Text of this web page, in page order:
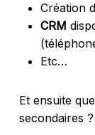
Création
CRM
Etc…
Et ensuite
secondaires ?